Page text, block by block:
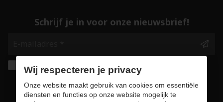
Schrijf je in voor onze nieuwsbrief!
Ik geef de toestemming om mijn gegevens te
bewaren en verwerken zoals aangegeven in
onzeprivacy statement. *
Wij respecteren je privacy
Onze website maakt gebruik van cookies om essentiële
diensten en functies op onze website mogelijk te